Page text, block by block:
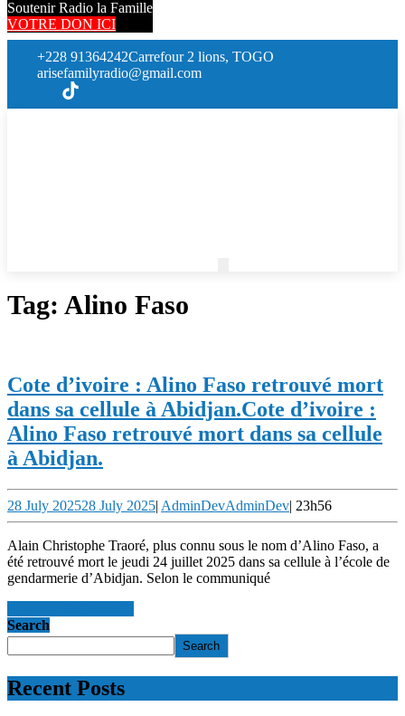
Soutenir Radio la Famille
VOTRE DON ICI
+228 91364242Carrefour 2 lions, TOGO
arisefamilyradio@gmail.com
Tag: Alino Faso
Cote d’ivoire : Alino Faso retrouvé mort
dans sa cellule à Abidjan.Cote d’ivoire :
Alino Faso retrouvé mort dans sa cellule
à Abidjan.
28 July 202528 July 2025| AdminDevAdminDev| 23h56
Alain Christophe Traoré, plus connu sous le nom d’Alino Faso, a
été retrouvé mort le jeudi 24 juillet 2025 dans sa cellule à l’école de
gendarmerie d’Abidjan. Selon le communiqué
Search
Search
Recent Posts